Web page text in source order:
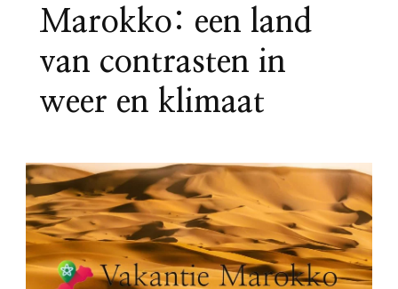
Marokko: een land
van contrasten in
weer en klimaat